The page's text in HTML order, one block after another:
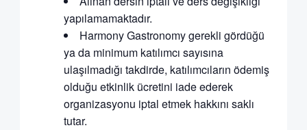
yapılamamaktadır.
Harmony Gastronomy gerekli gördüğü
ya da minimum katılımcı sayısına
ulaşılmadığı takdirde, katılımcıların ödemiş
olduğu etkinlik ücretini iade ederek
organizasyonu iptal etmek hakkını saklı
tutar.